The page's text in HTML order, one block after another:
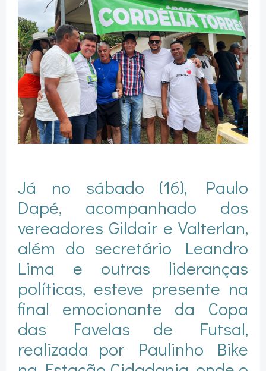
Já no sábado (16), Paulo
Dapé, acompanhado dos
vereadores Gildair e Valterlan,
além do secretário Leandro
Lima e outras lideranças
políticas, esteve presente na
final emocionante da Copa
das Favelas de Futsal,
realizada por Paulinho Bike